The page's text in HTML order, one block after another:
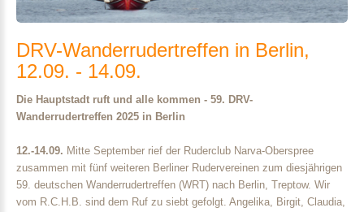
DRV-Wanderrudertreffen in Berlin,
12.09. - 14.09.
Die Hauptstadt ruft und alle kommen - 59. DRV-
Wanderrudertreffen 2025 in Berlin
12.-14.09. Mitte September rief der Ruderclub Narva-Oberspree
zusammen mit fünf weiteren Berliner Rudervereinen zum diesjährigen
59. deutschen Wanderrudertreffen (WRT) nach Berlin, Treptow. Wir
vom R.C.H.B. sind dem Ruf zu siebt gefolgt. Angelika, Birgit, Claudia,